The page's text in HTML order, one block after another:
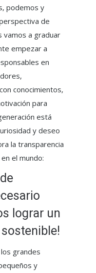
podemos y
de
vamos a graduar
empezar a
en
conocimientos,
para
está
y deseo
la transparencia
el mundo:
lograr un
grandes
y